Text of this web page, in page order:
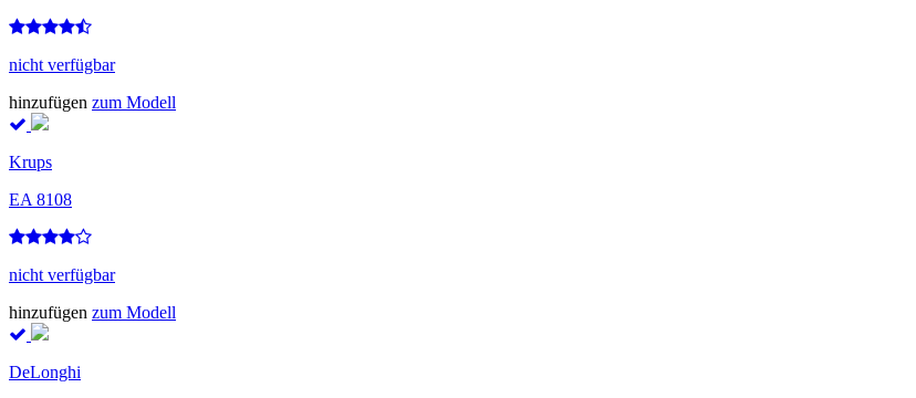
nicht verfügbar
hinzufügen zum Modell
Krups
EA 8108
nicht verfügbar
hinzufügen zum Modell
DeLonghi